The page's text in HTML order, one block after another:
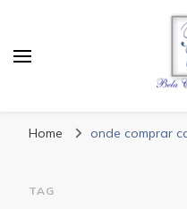
Home onde comprar
TAG